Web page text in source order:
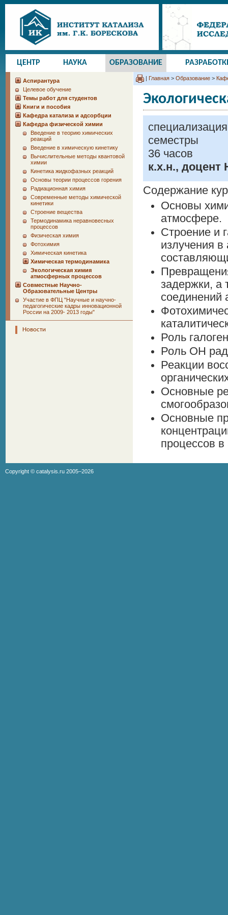
ЦЕНТР НАУКА ОБРАЗОВАНИЕ
Аспирантура
Целевое обучение
Темы работ для студентов
Книги и пособия
Кафедра катализа и адсорбции
Кафедра физической химии
Введение в теорию химических
реакций
Введение в химическую кинетику
Вычислительные методы квантовой
химии
Кинетика жидкофазных реакций
Основы теории процессов горения
Радиационная химия
Современные методы химической
кинетики
Строение вещества
Термодинамика неравновесных
процессов
Физическая химия
Фотохимия
Химическая кинетика
Химическая термодинамика
Экологическая химия
атмосферных процессов
Совместные Научно-
Образовательные Центры
Участие в ФПЦ "Научные и научно-
педагогические кадры инновационной
России на 2009- 2013 годы"
Новости
| Главная > Образование >
семестры
36 часов
к.х.н.,
Содержание
Основы
атмосфере.
Строение и
излучения
задержки, а
Роль
Роль OH
Реакции
Основные
Основные
процессов
Copyright © catalysis.ru 2005–2026